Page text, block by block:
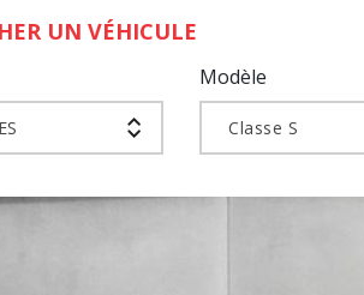
UN VÉHICULE
Modèle
Classe S